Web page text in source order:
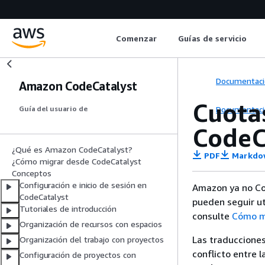
Comenzar Guías de servicio
Amazon CodeCatalyst
Guía del usuario de
¿Qué es Amazon CodeCatalyst?
¿Cómo migrar desde CodeCatalyst
Conceptos
Configuración e inicio de sesión en
CodeCatalyst
Tutoriales de introducción
Organización de recursos con espacios
Organización del trabajo con proyectos
Configuración de proyectos con
PDF
Amazon ya no
pueden seguir
consulte Cómo
Las
conflicto entre